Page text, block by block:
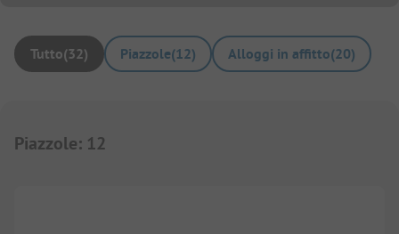
Tutto(32) Piazzole(12) Alloggi in affitto(20)
Piazzole: 12